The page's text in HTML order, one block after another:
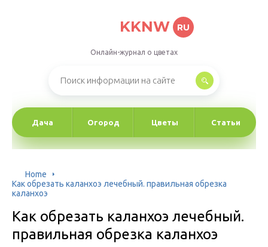
KKNW RU
Онлайн-журнал о цветах
Дача Огород Цветы Статьи
Home
Как обрезать каланхоэ лечебный. правильная обрезка
каланхоэ
Как обрезать каланхоэ лечебный.
правильная обрезка каланхоэ